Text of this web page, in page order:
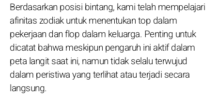
Berdasarkan posisi bintang, kami telah mempelajari
afinitas zodiak untuk menentukan top dalam
pekerjaan dan flop dalam keluarga. Penting untuk
dicatat bahwa meskipun pengaruh ini aktif dalam
peta langit saat ini, namun tidak selalu terwujud
dalam peristiwa yang terlihat atau terjadi secara
langsung.